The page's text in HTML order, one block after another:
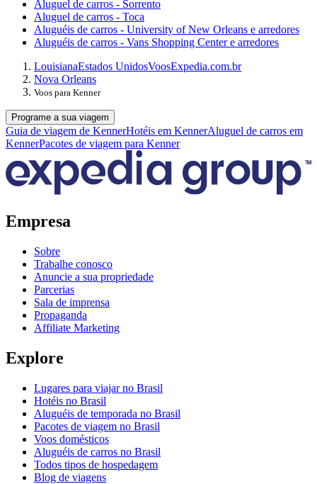
Aluguel de carros - Sorrento
Aluguel de carros - Toca
Aluguéis de carros - University of New Orleans e arredores
Aluguéis de carros - Vans Shopping Center e arredores
LouisianaEstados UnidosVoosExpedia.com.br
Nova Orleans
Voos para Kenner
Programe a sua viagem
Guia de viagem de KennerHotéis em KennerAluguel de carros em
KennerPacotes de viagem para Kenner
Empresa
Sobre
Trabalhe conosco
Anuncie a sua propriedade
Parcerias
Sala de imprensa
Propaganda
Affiliate Marketing
Explore
Lugares para viajar no Brasil
Hotéis no Brasil
Aluguéis de temporada no Brasil
Pacotes de viagem no Brasil
Voos domésticos
Aluguéis de carros no Brasil
Todos tipos de hospedagem
Blog de viagens